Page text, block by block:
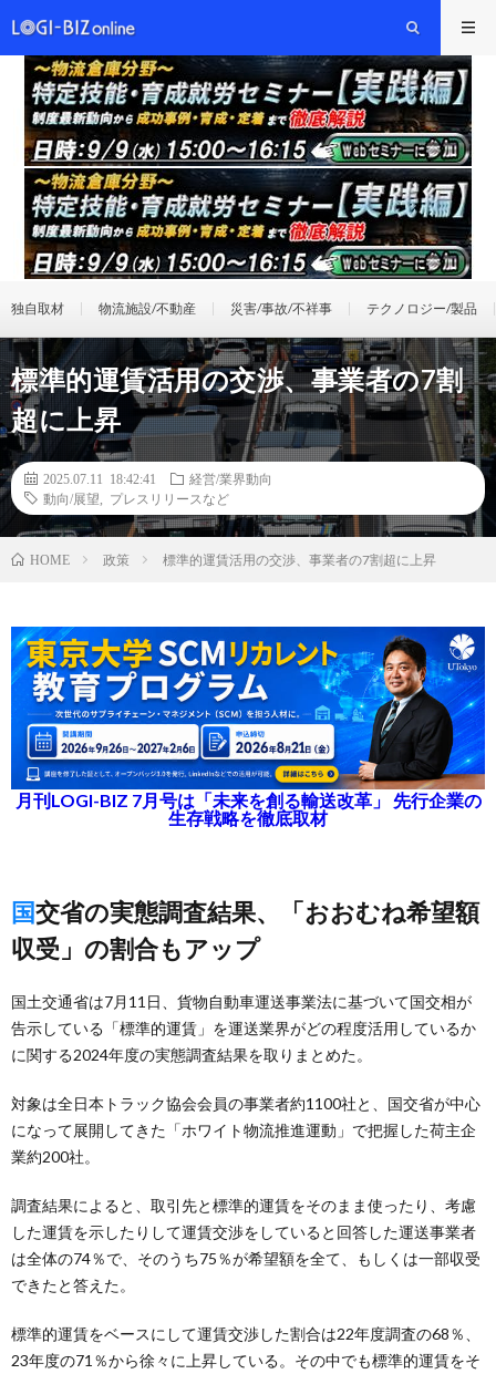
独自取材 物流施設/不動産 災害/事故/不祥事 テクノロジー/製品
標準的運賃活用の交渉、事業者の7割
超に上昇
2025.07.11 18:42:41
経営/業界動向
動向/展望
プレスリリースなど
HOME 政策 標準的運賃活用の交渉、事業者の7割超に上昇
月刊LOGI-BIZ 7月号は「未来を創る輸送改革」 先行企業の
生存戦略を徹底取材
国交省の実態調査結果、「おおむね希望額
収受」の割合もアップ
国土交通省は7月11日、貨物自動車運送事業法に基づいて国交相が
告示している「標準的運賃」を運送業界がどの程度活用しているか
に関する2024年度の実態調査結果を取りまとめた。
対象は全日本トラック協会会員の事業者約1100社と、国交省が中心
になって展開してきた「ホワイト物流推進運動」で把握した荷主企
業約200社。
調査結果によると、取引先と標準的運賃をそのまま使ったり、考慮
した運賃を示したりして運賃交渉をしていると回答した運送事業者
は全体の74％で、そのうち75％が希望額を全て、もしくは一部収受
できたと答えた。
標準的運賃をベースにして運賃交渉した割合は22年度調査の68％、
23年度の71％から徐々に上昇している。その中でも標準的運賃をそ